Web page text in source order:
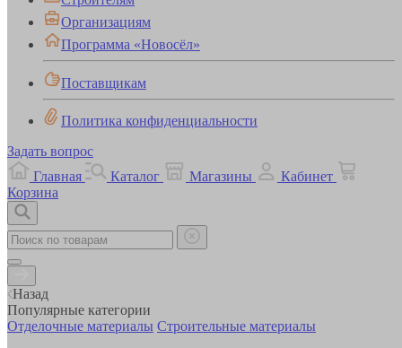
Организациям
Программа «Новосёл»
Поставщикам
Политика конфиденциальности
Задать вопрос
Главная
Каталог Магазины
Кабинет
Корзина
Назад
Популярные категории
Отделочные материалы Строительные материалы